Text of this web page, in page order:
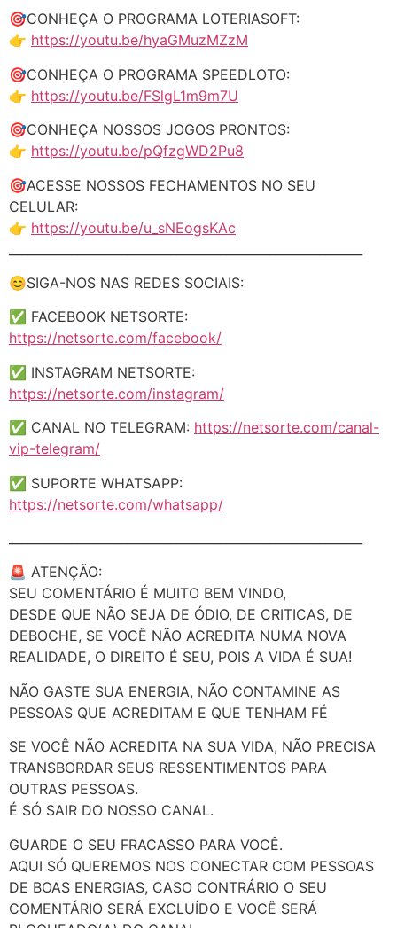
🎯CONHEÇA O PROGRAMA LOTERIASOFT:
👉 https://youtu.be/hyaGMuzMZzM
🎯CONHEÇA O PROGRAMA SPEEDLOTO:
👉 https://youtu.be/FSlgL1m9m7U
🎯CONHEÇA NOSSOS JOGOS PRONTOS:
👉 https://youtu.be/pQfzgWD2Pu8
🎯ACESSE NOSSOS FECHAMENTOS NO SEU
CELULAR:
👉 https://youtu.be/u_sNEogsKAc
😊SIGA-NOS NAS REDES SOCIAIS:
✅ FACEBOOK NETSORTE:
https://netsorte.com/facebook/
✅ INSTAGRAM NETSORTE:
https://netsorte.com/instagram/
✅ CANAL NO TELEGRAM: https://netsorte.com/canal-
vip-telegram/
✅ SUPORTE WHATSAPP:
https://netsorte.com/whatsapp/
🚨 ATENÇÃO:
SEU COMENTÁRIO É MUITO BEM VINDO,
DESDE QUE NÃO SEJA DE ÓDIO, DE CRITICAS, DE
DEBOCHE, SE VOCÊ NÃO ACREDITA NUMA NOVA
REALIDADE, O DIREITO É SEU, POIS A VIDA É SUA!
NÃO GASTE SUA ENERGIA, NÃO CONTAMINE AS
PESSOAS QUE ACREDITAM E QUE TENHAM FÉ
SE VOCÊ NÃO ACREDITA NA SUA VIDA, NÃO PRECISA
TRANSBORDAR SEUS RESSENTIMENTOS PARA
OUTRAS PESSOAS.
É SÓ SAIR DO NOSSO CANAL.
GUARDE O SEU FRACASSO PARA VOCÊ.
AQUI SÓ QUEREMOS NOS CONECTAR COM PESSOAS
DE BOAS ENERGIAS, CASO CONTRÁRIO O SEU
COMENTÁRIO SERÁ EXCLUÍDO E VOCÊ SERÁ